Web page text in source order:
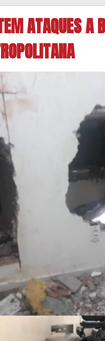
ATAQUES A